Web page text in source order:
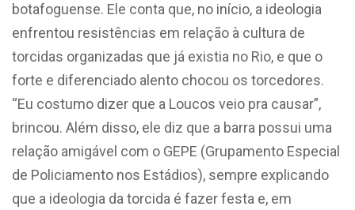
botafoguense. Ele conta que, no início, a ideologia
enfrentou resistências em relação à cultura de
torcidas organizadas que já existia no Rio, e que o
forte e diferenciado alento chocou os torcedores.
“Eu costumo dizer que a Loucos veio pra causar”,
brincou. Além disso, ele diz que a barra possui uma
relação amigável com o GEPE (Grupamento Especial
de Policiamento nos Estádios), sempre explicando
que a ideologia da torcida é fazer festa e, em